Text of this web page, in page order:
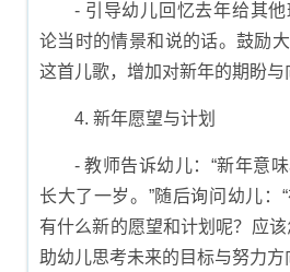
- 引导幼儿回忆去年给其
论当时的情景和说的话。鼓励
这首儿歌，增加对新年的期盼与
4. 新年愿望与计划
- 教师告诉幼儿：“新年意
长大了一岁。”随后询问幼儿：
有什么新的愿望和计划呢？应
助幼儿思考未来的目标与努力方